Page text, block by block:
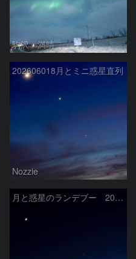
駒沢 満晴
202606018月とミニ惑星直列
Nozzie
月と惑星のランデブー 2026/06/19